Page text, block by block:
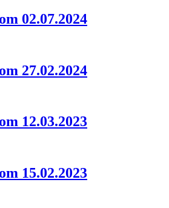
02.07.2024
27.02.2024
12.03.2023
15.02.2023